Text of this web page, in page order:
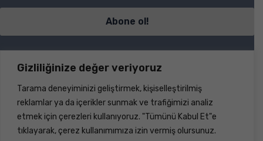
Gizliliğinize değer veriyoruz
Tarama deneyiminizi geliştirmek, kişiselleştirilmiş
reklamlar ya da içerikler sunmak ve trafiğimizi analiz
etmek için çerezleri kullanıyoruz. "Tümünü Kabul Et"e
tıklayarak, çerez kullanımımıza izin vermiş olursunuz.
Sayfalar
S.S.S.
İletişim
Ürünler
Haberler